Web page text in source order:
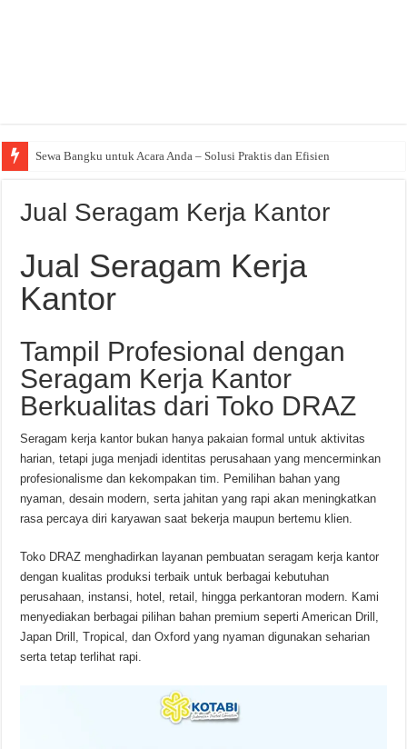
Sewa Bangku untuk Acara Anda – Solusi Praktis dan Efisien
Jual Seragam Kerja Kantor
Jual Seragam Kerja
Kantor
Tampil Profesional dengan
Seragam Kerja Kantor
Berkualitas dari Toko DRAZ
Seragam kerja kantor bukan hanya pakaian formal untuk aktivitas
harian, tetapi juga menjadi identitas perusahaan yang mencerminkan
profesionalisme dan kekompakan tim. Pemilihan bahan yang
nyaman, desain modern, serta jahitan yang rapi akan meningkatkan
rasa percaya diri karyawan saat bekerja maupun bertemu klien.
Toko DRAZ menghadirkan layanan pembuatan seragam kerja kantor
dengan kualitas produksi terbaik untuk berbagai kebutuhan
perusahaan, instansi, hotel, retail, hingga perkantoran modern. Kami
menyediakan berbagai pilihan bahan premium seperti American Drill,
Japan Drill, Tropical, dan Oxford yang nyaman digunakan seharian
serta tetap terlihat rapi.